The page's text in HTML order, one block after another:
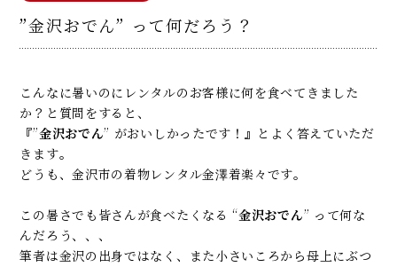
お電話でのお問い合わせ
076-252-4931
”金沢おでん” って何だろう？
こんなに暑いのにレンタルのお客様に何を食べてきました
か？と質問をすると、
『”金沢おでん” がおいしかったです！』とよく答えていただ
きます。
どうも、金沢市の着物レンタル金澤着楽々です。
この暑さでも皆さんが食べたくなる “金沢おでん” って何な
んだろう、、、
筆者は金沢の出身ではなく、また小さいころから母上にぶつ